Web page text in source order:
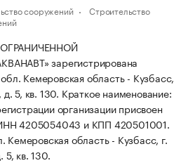
сооружений
Строительство
зарегистрирована
Кемеровская область - Кузбасс,
5, кв. 130. Краткое наименование:
организации присвоен
4205054043 и КПП 420501001.
область - Кузбасс, г.
5, кв. 130.